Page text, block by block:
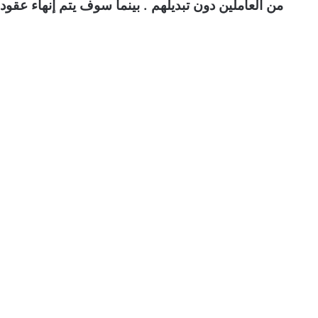
من العاملين دون تبديلهم . بينما سوف يتم إنهاء عقود عمل 25% من